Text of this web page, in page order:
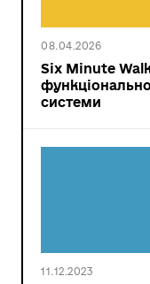
08.04.2026
Six Minute
системи
11.12.2023